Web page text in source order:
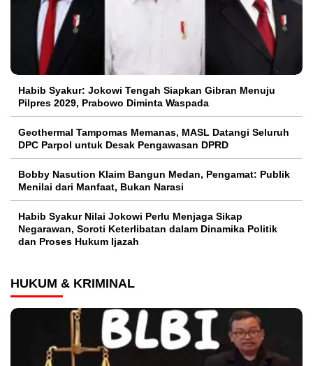
Habib Syakur: Jokowi Tengah Siapkan Gibran Menuju
Pilpres 2029, Prabowo Diminta Waspada
Geothermal Tampomas Memanas, MASL Datangi Seluruh
DPC Parpol untuk Desak Pengawasan DPRD
Bobby Nasution Klaim Bangun Medan, Pengamat: Publik
Menilai dari Manfaat, Bukan Narasi
Habib Syakur Nilai Jokowi Perlu Menjaga Sikap
Negarawan, Soroti Keterlibatan dalam Dinamika Politik
dan Proses Hukum Ijazah
HUKUM & KRIMINAL